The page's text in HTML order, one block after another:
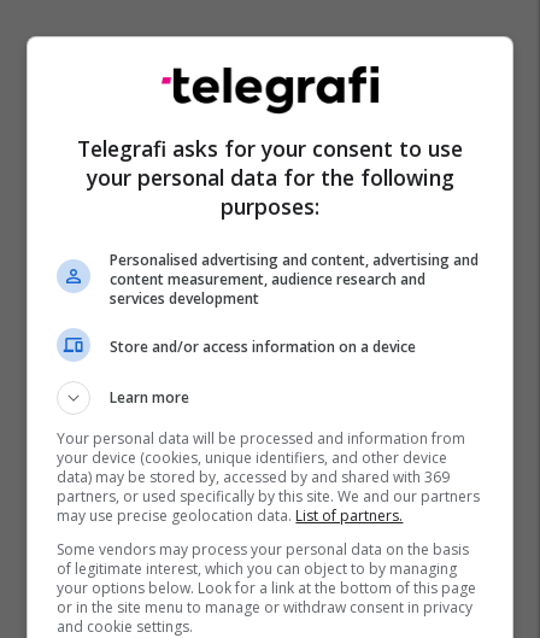
Telegrafi asks for your consent to use
your personal data for the following
purposes:
Personalised advertising and content, advertising and
content measurement, audience research and
services development
Store and/or access information on a device
Learn more
Your personal data will be processed and information from
your device (cookies, unique identifiers, and other device
data) may be stored by, accessed by and shared with 369
partners, or used specifically by this site. We and our partners
may use precise geolocation data. List of partners.
Some vendors may process your personal data on the basis
of legitimate interest, which you can object to by managing
your options below. Look for a link at the bottom of this page
or in the site menu to manage or withdraw consent in privacy
and cookie settings.